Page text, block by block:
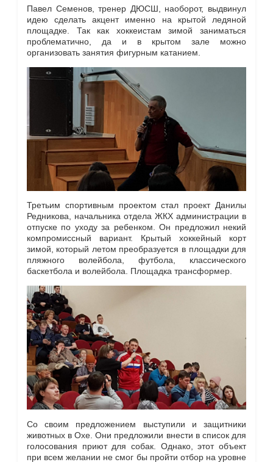
Павел Семенов, тренер ДЮСШ, наоборот, выдвинул
идею сделать акцент именно на крытой ледяной
площадке. Так как хоккеистам зимой заниматься
проблематично, да и в крытом зале можно
организовать занятия фигурным катанием.
Третьим спортивным проектом стал проект Данилы
Редникова, начальника отдела ЖКХ администрации в
отпуске по уходу за ребенком. Он предложил некий
компромиссный вариант. Крытый хоккейный корт
зимой, который летом преобразуется в площадки для
пляжного волейбола, футбола, классического
баскетбола и волейбола. Площадка трансформер.
Со своим предложением выступили и защитники
животных в Охе. Они предложили внести в список для
голосования приют для собак. Однако, этот объект
при всем желании не смог бы пройти отбор на уровне